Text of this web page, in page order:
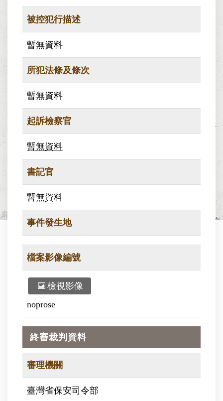
被控犯行描述
暫無資料
所犯法條及條次
暫無資料
起訴檢察官
暫無資料
書記官
暫無資料
事件發生地
檔案影像編號
檢視影像
noprose
終審裁判資料
審理機關
臺灣省保安司令部